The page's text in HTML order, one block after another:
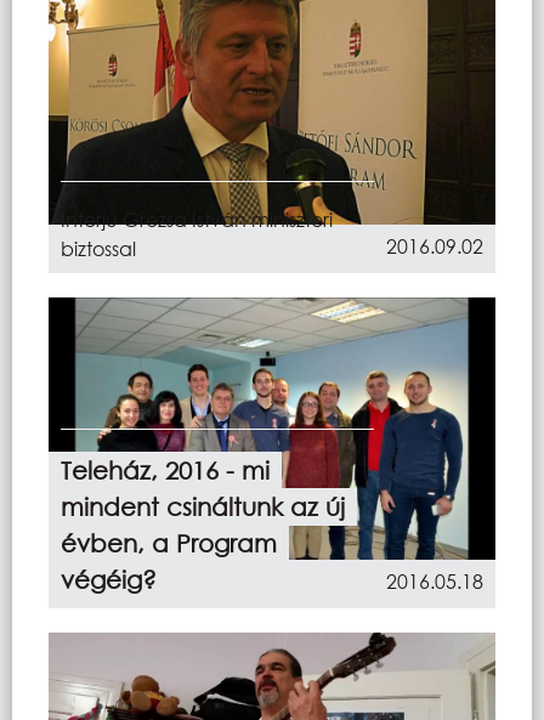
Interjú Grezsa István miniszteri
biztossal
2016.09.02
Teleház, 2016 - mi
mindent csináltunk az új
évben, a Program
végéig?
2016.05.18